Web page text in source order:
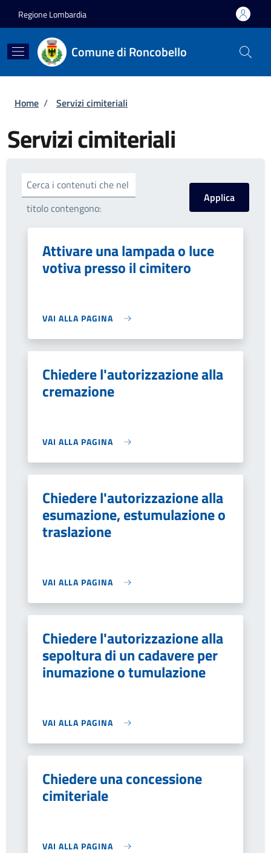
Regione Lombardia
Comune di Roncobello
Briciole di pane
Home / Servizi cimiteriali
Servizi cimiteriali
Cerca i contenuti che nel
titolo contengono:
Attivare una lampada o luce
votiva presso il cimitero
VAI ALLA PAGINA
Chiedere l'autorizzazione alla
cremazione
VAI ALLA PAGINA
Chiedere l'autorizzazione alla
esumazione, estumulazione o
traslazione
VAI ALLA PAGINA
Chiedere l'autorizzazione alla
sepoltura di un cadavere per
inumazione o tumulazione
VAI ALLA PAGINA
Chiedere una concessione
cimiteriale
VAI ALLA PAGINA